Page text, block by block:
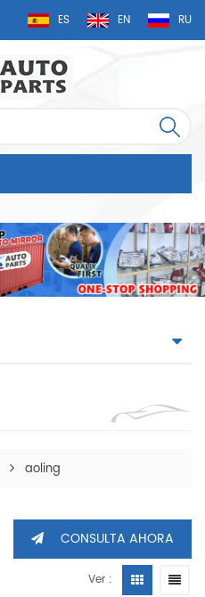
ES EN RU
aoling
CONSULTA AHORA
Ver :